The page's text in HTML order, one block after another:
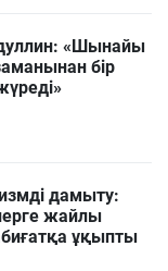
«Шынайы
бір
дамыту:
жайлы
ұқыпты